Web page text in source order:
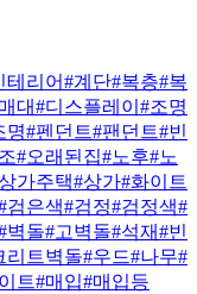
테리어#계단#복층#복
대#디스플레이 #조명
명#펜던트#팬던트#빈
#오래된집#노후#노
가주택#상가#화이트
검은색#검정#검정색#
벽돌#고벽돌#석재#빈
리트벽돌#우드#나무#
트#매입#매입등